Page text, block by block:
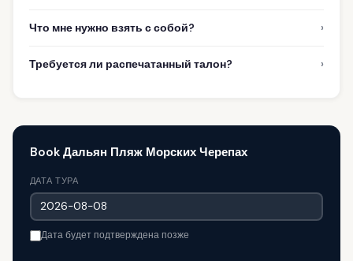
Что мне нужно взять с собой? ›
Требуется ли распечатанный талон? ›
Book Дальян Пляж Морских Черепах
ДАТА ТУРА
Дата будет подтверждена позже